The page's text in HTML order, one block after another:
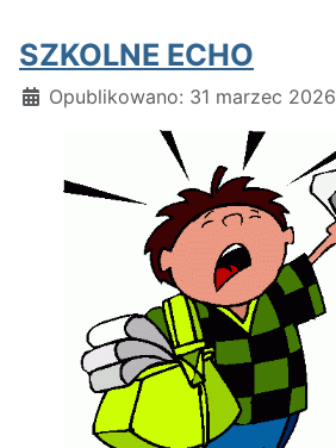
SZKOLNE ECHO
Szczegóły
Opublikowano: 31 marzec 2026